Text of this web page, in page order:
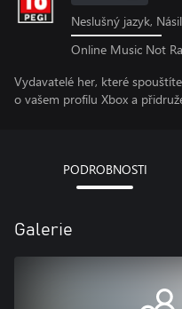
Neslušný jazyk,
Online Music Not
Vydavatelé her, které
o vašem profilu Xbox a
PODROBNOSTI
Galerie